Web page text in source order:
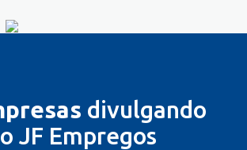
divulgando
JF Empregos